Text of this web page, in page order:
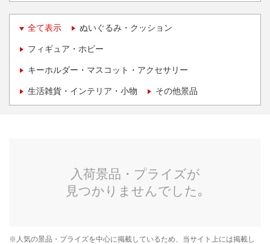
全て表示 ぬいぐるみ・クッション
フィギュア・ホビー
キーホルダー・マスコット・アクセサリー
生活雑貨・インテリア・小物 その他景品